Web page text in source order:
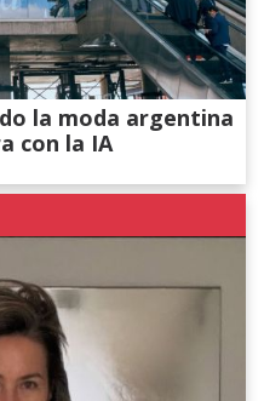
la moda argentina
con la IA